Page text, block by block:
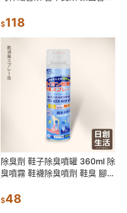
$118
除臭劑 鞋子除臭噴罐 360ml 除
臭噴霧 鞋襪除臭噴劑 鞋臭 腳臭
$48